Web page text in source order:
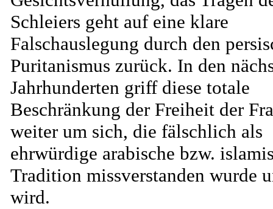
Schleiers geht auf eine klare
Falschauslegung durch den
Puritanismus zurück. In den
Jahrhunderten griff diese totale
Beschränkung der Freiheit der
weiter um sich, die fälschlich als
ehrwürdige arabische bzw.
Tradition missverstanden wurde
wird.